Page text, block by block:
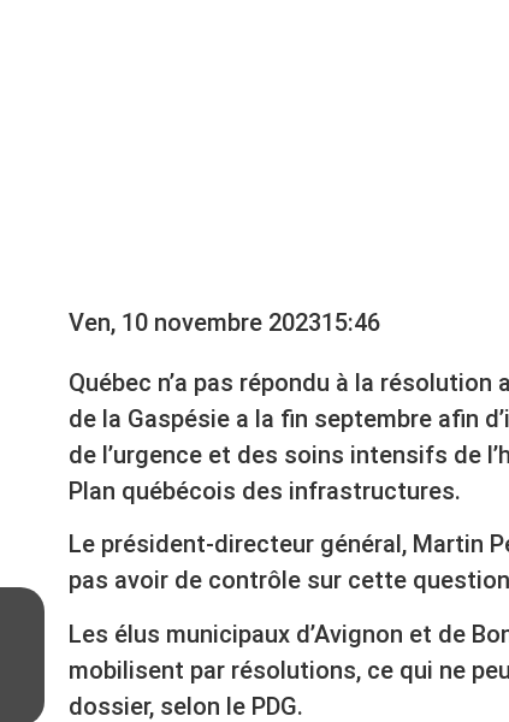
Ven, 10 novembre 202315:46
Québec n’a pas répondu à la résolution
de la Gaspésie a la fin septembre afin
de l’urgence et des soins intensifs de
Plan québécois des infrastructures.
Le président-directeur général, Martin
pas avoir de contrôle sur cette
Les élus municipaux d’Avignon et de
mobilisent par résolutions, ce qui ne
dossier, selon le PDG.